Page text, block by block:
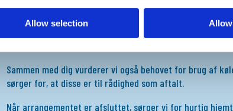
Allow selection
større opgaver, hvor der kræves forskellige løsninger.
Når ansvaret for transporten overdrages til os, er det
produkterne ankommer som aftalt og kan anvendes til
Sammen med dig vurderer vi også behovet for brug af
sørger for, at disse er til rådighed som aftalt.
Når arrangementet er afsluttet, sørger vi for hurtig